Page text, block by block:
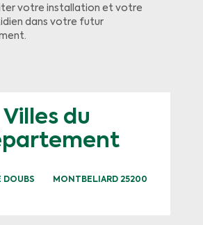
votre installation et votre
dans votre futur
Villes du
DOUBS
MONTBELIARD 25200